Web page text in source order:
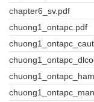
chapter6_sv.pdf
chuong1_ontapc.pdf